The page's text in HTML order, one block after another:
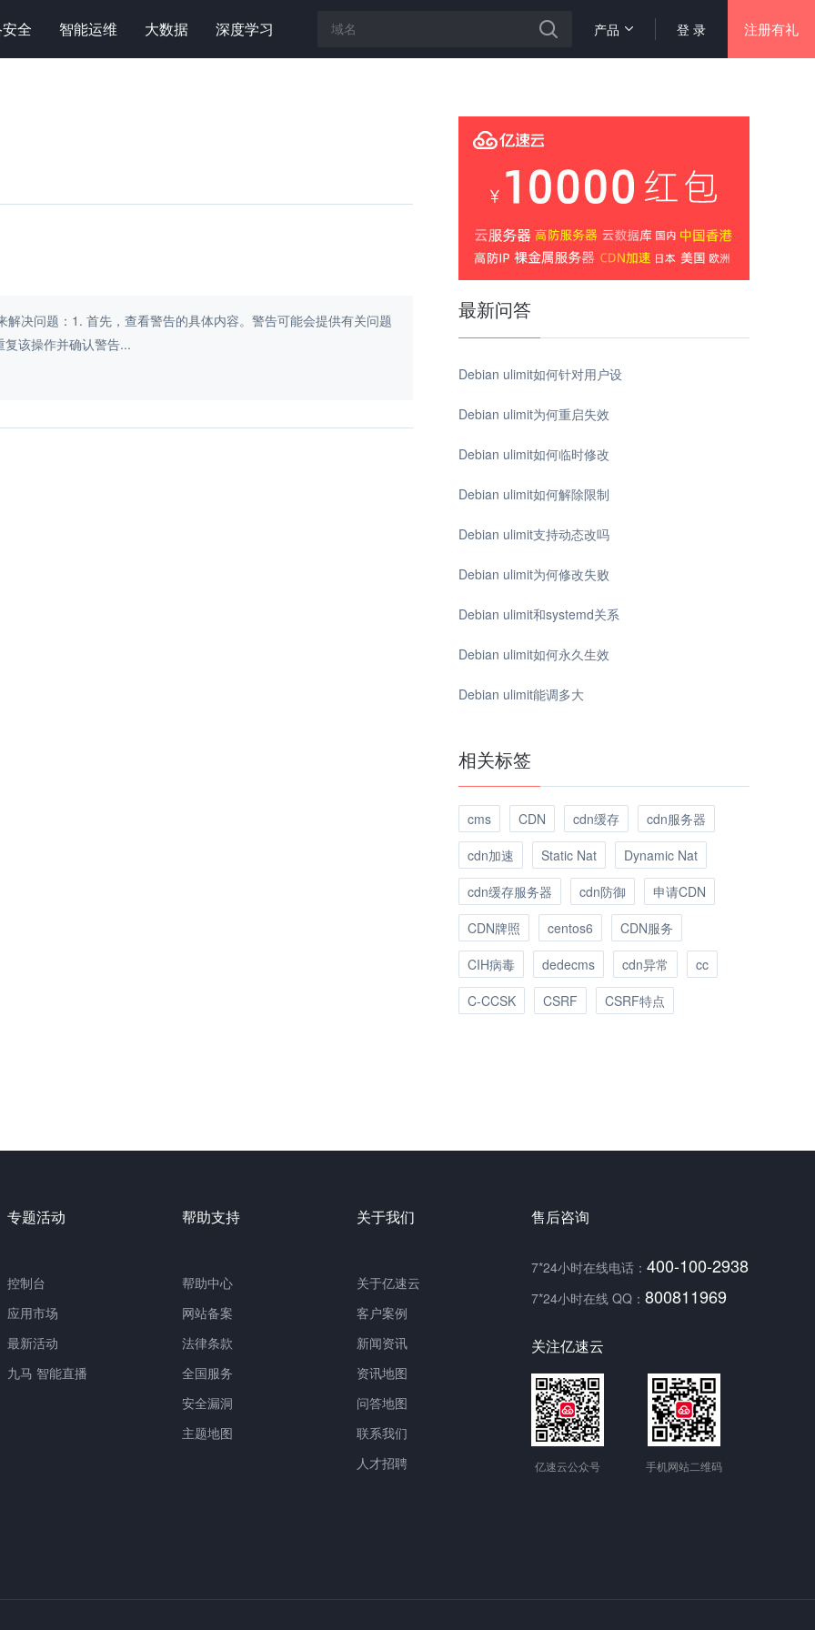
全 智能运维 大数据 深度学习 登 录 注册有礼
产品
决问题：1. 首先，查看警告的具体内容。警告可能会提供有关问题
该操作并确认警告...
最新问答
Debian ulimit如何针对用户设
Debian ulimit为何重启失效
Debian ulimit如何临时修改
Debian ulimit如何解除限制
Debian ulimit支持动态改吗
Debian ulimit为何修改失败
Debian ulimit和systemd关系
Debian ulimit如何永久生效
Debian ulimit能调多大
相关标签
cms CDN cdn缓存
cdn服务器
cdn加速
Static Nat
Dynamic Nat
cdn缓存服务器
cdn防御
申请CDN
CDN牌照
centos6
CDN服务
CIH病毒
dedecms cdn异常
cc
C-CCSK
CSRF CSRF特点
专题活动
控制台
应用市场
最新活动
九马 智能直播
帮助支持
帮助中心
网站备案
法律条款
全国服务
安全漏洞
主题地图
关于我们
关于亿速云
客户案例
新闻资讯
资讯地图
问答地图
联系我们
人才招聘
售后咨询
7*24小时在线电话： 400-100-2938
7*24小时在线 QQ： 800811969
关注亿速云
亿速云公众号 手机网站二维码